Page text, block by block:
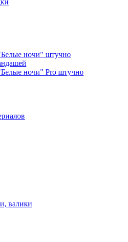
ночи" штучно
ночи" Pro штучно
валики